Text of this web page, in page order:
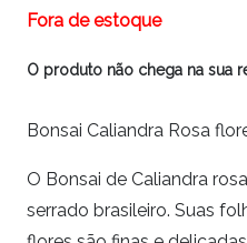
Fora de estoque
O produto não chega na sua
Bonsai Caliandra Rosa
O Bonsai de Caliandra
serrado brasileiro. Suas